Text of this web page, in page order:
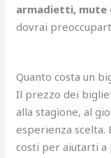
armadietti, mute
dovrai
Quanto costa un
Il prezzo dei
alla stagione, al
esperienza scelta.
costi per aiutarti a